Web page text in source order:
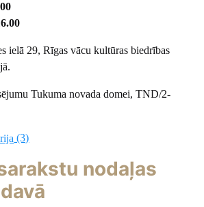
ielā 29, Rīgas vācu kultūras biedrības
Tukuma novada domei, TND/2-
(3)
nodaļas